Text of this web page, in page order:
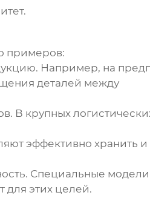
примеров:
Например, на
деталей между
В крупных
эффективно хранить
Специальные
этих целей.